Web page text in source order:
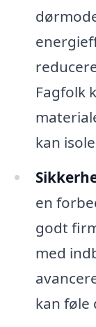
Fagfolk
kan
en
godt
med
kan føle